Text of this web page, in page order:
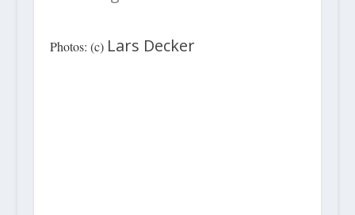
Photos: (c) Lars Decker